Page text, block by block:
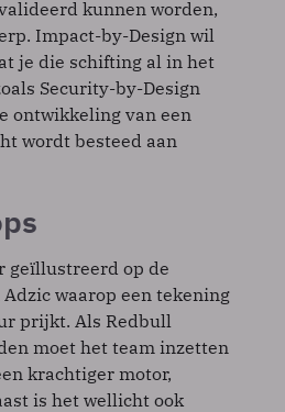
kunnen worden,
Impact-by-Design wil
je die schifting al in het
Security-by-Design
ontwikkeling van een
wordt besteed aan
geïllustreerd op de
waarop een tekening
prijkt. Als Redbull
moet het team inzetten
krachtiger motor,
is het wellicht ook